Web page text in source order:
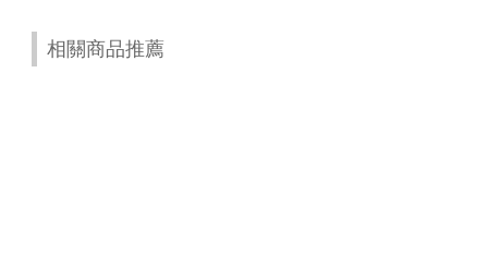
相關商品推薦